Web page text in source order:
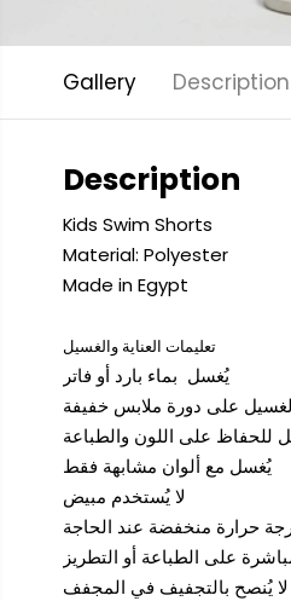
Gallery Description
Description
Kids Swim Shorts
Material: Polyester
Made in Egypt
تعليمات العناية والغسيل
يُغسل بماء بارد أو فاتر
على دورة ملابس خفيفة
يُغسل مع ألوان مشابهة فقط
لا يُستخدم مبيض
حرارة منخفضة عند الحاجة
على الطباعة أو التطريز
لا يُنصح بالتجفيف في المجفف